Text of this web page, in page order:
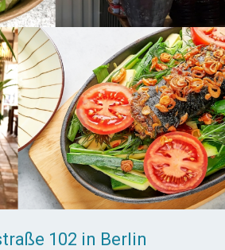
102 in Berlin